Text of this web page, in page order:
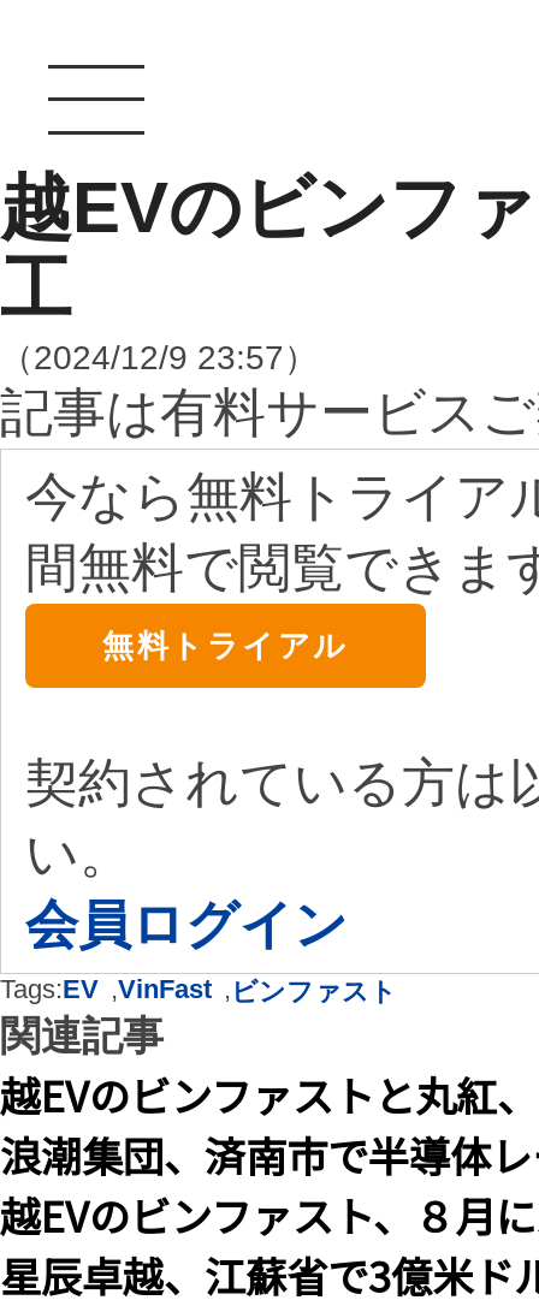
越EVのビンフ
工
（2024/12/9 23:57）
記事は有料サービス
今なら無料トライア
間無料で閲覧できま
無料トライアル
契約されている方は
い。
会員ログイン
Tags:EV ,VinFast , ビンファスト
関連記事
越EVのビンファストと丸紅
浪潮集団、済南市で半導体
越EVのビンファスト、８月
星辰卓越、江蘇省で3億米ド